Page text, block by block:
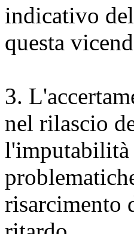
indicativo
questa
3.
nel rilascio
l'imputabilità
risarcimento